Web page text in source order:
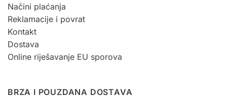
Načini plaćanja
Reklamacije i povrat
Kontakt
Dostava
Online riješavanje EU sporova
BRZA I POUZDANA DOSTAVA